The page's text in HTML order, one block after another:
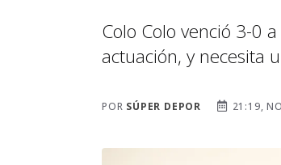
Colo Colo venció 3-0
actuación, y necesita
POR SÚPER DEPOR 21:19,